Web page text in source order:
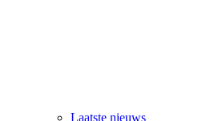
Laatste nieuws